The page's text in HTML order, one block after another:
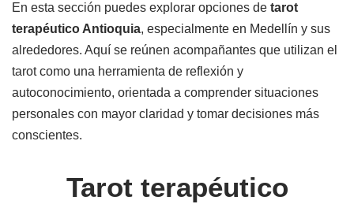
En esta sección puedes explorar opciones de tarot
terapéutico Antioquia, especialmente en Medellín y sus
alrededores. Aquí se reúnen acompañantes que utilizan el
tarot como una herramienta de reflexión y
autoconocimiento, orientada a comprender situaciones
personales con mayor claridad y tomar decisiones más
conscientes.
Tarot terapéutico